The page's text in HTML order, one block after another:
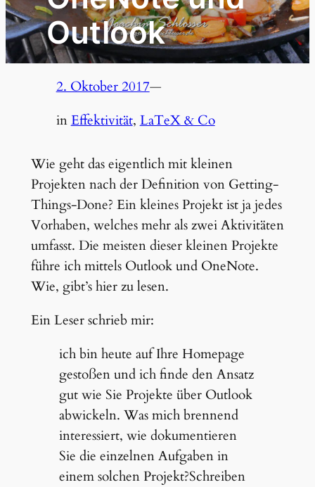
Outlook
2. Oktober 2017—
inEffektivität, LaTeX & Co
Wie geht das eigentlich mit kleinen
Projekten nach der Definition von Getting-
Things-Done? Ein kleines Projekt ist ja jedes
Vorhaben, welches mehr als zwei Aktivitäten
umfasst. Die meisten dieser kleinen Projekte
führe ich mittels Outlook und OneNote.
Wie, gibt’s hier zu lesen.
Ein Leser schrieb mir:
ich bin heute auf Ihre Homepage
gestoßen und ich finde den Ansatz
gut wie Sie Projekte über Outlook
abwickeln. Was mich brennend
interessiert, wie dokumentieren
Sie die einzelnen Aufgaben in
einem solchen Projekt?Schreiben